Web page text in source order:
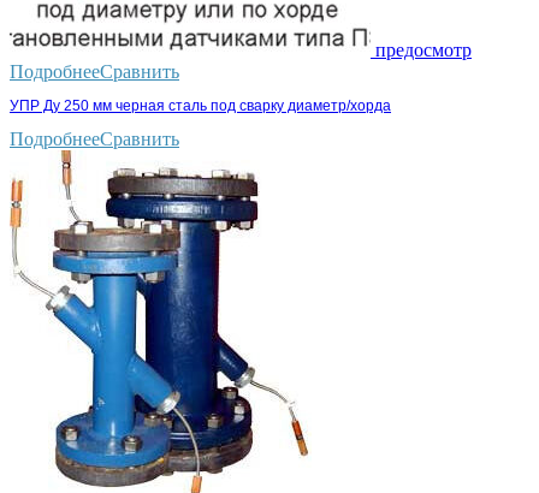
предосмотр
ПодробнееСравнить
УПР Ду 250 мм черная сталь под сварку диаметр/хорда
ПодробнееСравнить